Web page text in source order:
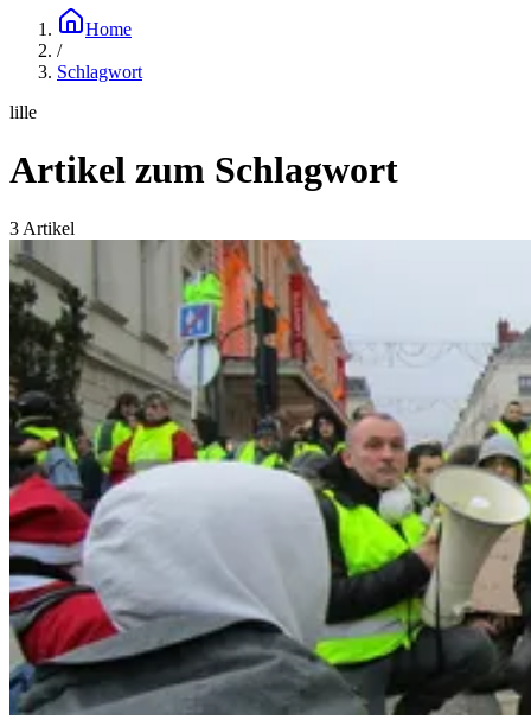
Home
/
Schlagwort
lille
Artikel zum Schlagwort
3 Artikel